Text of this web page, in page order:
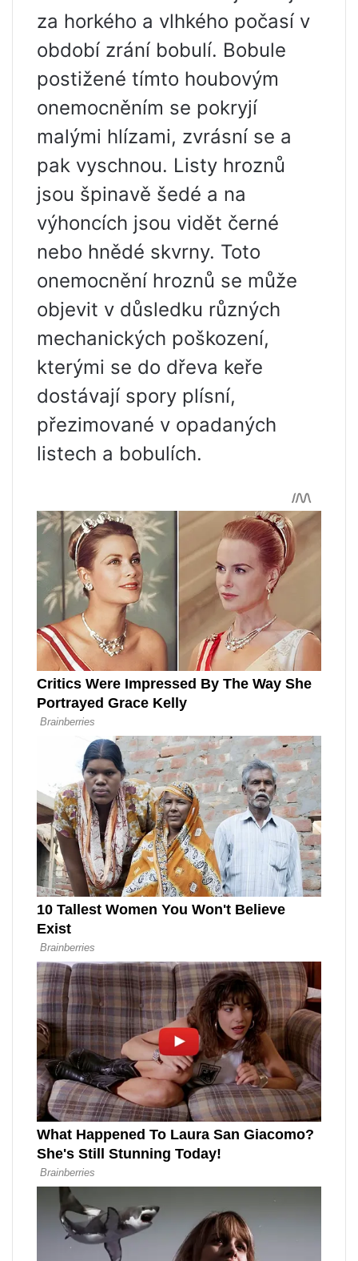
za horkého a vlhkého počasí v
období zrání bobulí. Bobule
postižené tímto houbovým
onemocněním se pokryjí
malými hlízami, zvrásní se a
pak vyschnou. Listy hroznů
jsou špinavě šedé a na
výhoncích jsou vidět černé
nebo hnědé skvrny. Toto
onemocnění hroznů se může
objevit v důsledku různých
mechanických poškození,
kterými se do dřeva keře
dostávají spory plísní,
přezimované v opadaných
listech a bobulích.